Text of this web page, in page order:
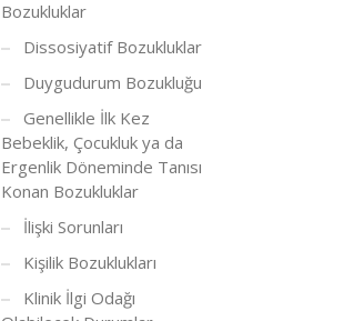
Bozukluklar
Dissosiyatif Bozukluklar
Duygudurum Bozukluğu
Genellikle İlk Kez
Bebeklik, Çocukluk ya da
Ergenlik Döneminde Tanısı
Konan Bozukluklar
İlişki Sorunları
Kişilik Bozuklukları
Klinik İlgi Odağı